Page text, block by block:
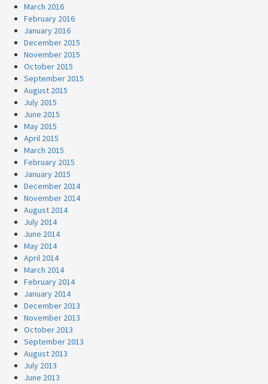
March 2016
February 2016
January 2016
December 2015
November 2015
October 2015
September 2015
August 2015
July 2015
June 2015
May 2015
April 2015
March 2015
February 2015
January 2015
December 2014
November 2014
August 2014
July 2014
June 2014
May 2014
April 2014
March 2014
February 2014
January 2014
December 2013
November 2013
October 2013
September 2013
August 2013
July 2013
June 2013